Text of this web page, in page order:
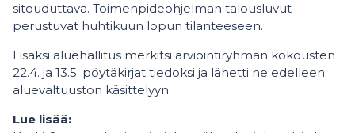
sitouduttava. Toimenpideohjelman talousluvut
perustuvat huhtikuun lopun tilanteeseen.
Lisäksi aluehallitus merkitsi arviointiryhmän kokousten
22.4. ja 13.5. pöytäkirjat tiedoksi ja lähetti ne edelleen
aluevaltuuston käsittelyyn.
Lue lisää: